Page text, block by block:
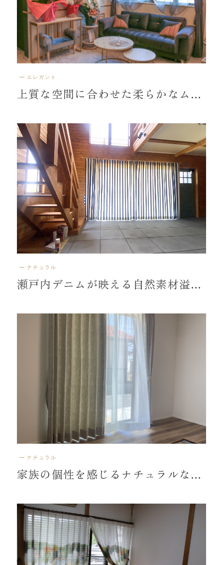
エレガント
上質な空間に合わせた柔らかなムースシェード
ナチュラル
瀬戸内デニムが映える自然素材溢れる空間
ナチュラル
家族の個性を感じるナチュラルなカーテン